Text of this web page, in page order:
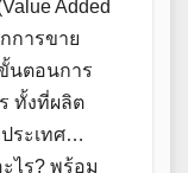
Added
การขาย
นตอนการ
ทั้งที่ผลิต
ระเทศ…
ไร? พร้อม